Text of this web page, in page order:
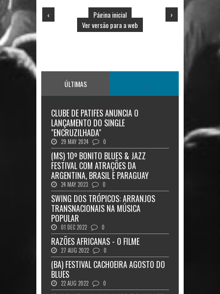
‹ ›
Página inicial
Ver versão para a web
ÚLTIMAS
CLUBE DE PATIFES ANUNCIA O
LANÇAMENTO DO SINGLE
"ENCRUZILHADA"
29 MAY 2024 0
(MS) 10º BONITO BLUES & JAZZ
FESTIVAL COM ATRAÇÕES DA
ARGENTINA, BRASIL E PARAGUAY
24 MAY 2023 0
SWING DOS TRÓPICOS: ARRANJOS
TRANSNACIONAIS NA MÚSICA
POPULAR
01 DEC 2022 0
RAZÕES AFRICANAS - O FILME
27 AUG 2022 0
(BA) FESTIVAL CACHOEIRA AGOSTO DO
BLUES
22 AUG 2022 0